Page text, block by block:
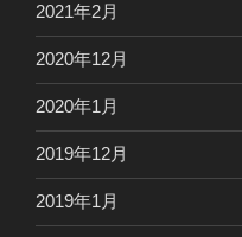
2021年2月
2020年12月
2020年1月
2019年12月
2019年1月